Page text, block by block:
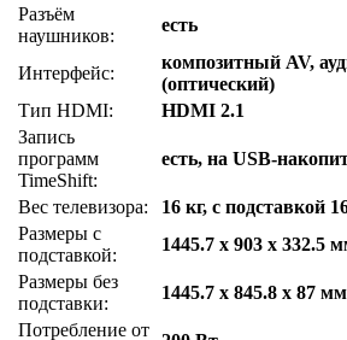
Разъём
наушников:
есть
Интерфейс:
композитный AV,
(оптический)
Тип HDMI:
HDMI 2.1
Запись
программ
TimeShift:
есть, на USB-
Вес телевизора:
16 кг, с подставкой
Размеры с
подставкой:
1445.7 x 903 x 332.5
Размеры без
подставки:
1445.7 x 845.8 x 87 мм
Потребление от